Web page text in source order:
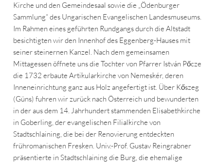
Kirche und den Gemeindesaal sowie die „Ödenburger
Sammlung“ des Ungarischen Evangelischen Landesmuseums.
Im Rahmen eines geführten Rundgangs durch die Altstadt
besichtigten wir den Innenhof des Eggenberg-Hauses mit
seiner steinernen Kanzel. Nach dem gemeinsamen
Mittagessen öffnete uns die Tochter von Pfarrer István Pőcze
die 1732 erbaute Artikularkirche von Nemeskér, deren
Inneneinrichtung ganz aus Holz angefertigt ist. Über Kőszeg
(Güns) fuhren wir zurück nach Österreich und bewunderten
in der aus dem 14. Jahrhundert stammenden Elisabethkirche
in Goberling, der evangelischen Filialkirche von
Stadtschlaining, die bei der Renovierung entdeckten
frühromanischen Fresken. Univ.-Prof. Gustav Reingrabner
präsentierte in Stadtschlaining die Burg, die ehemalige